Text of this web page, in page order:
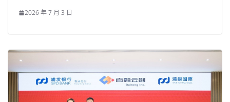
2026 年 7 月 3 日